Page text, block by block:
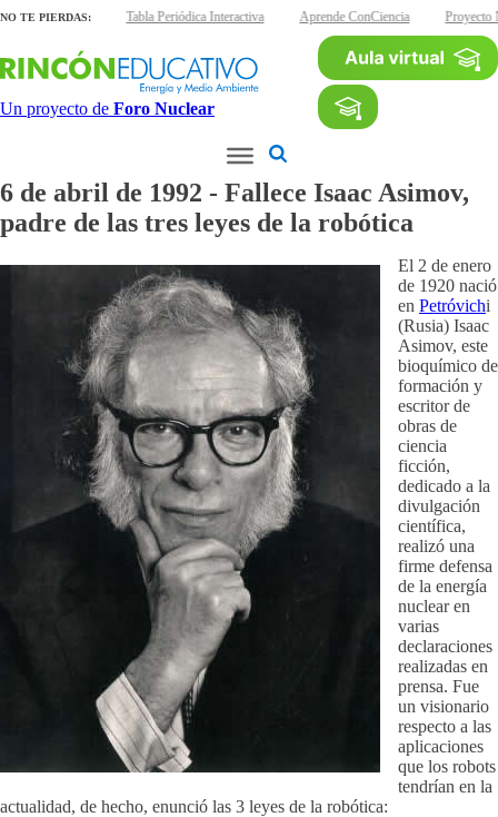
NO TE PIERDAS:
interactivas Tabla Periódica Interactiva Aprende ConCiencia Proyecto
Un proyecto de Foro Nuclear
6 de abril de 1992 - Fallece Isaac Asimov,
padre de las tres leyes de la robótica
El 2 de enero
de 1920 nació
en Petróvichi
(Rusia) Isaac
Asimov, este
bioquímico de
formación y
escritor de
obras de
ciencia
ficción,
dedicado a la
divulgación
científica,
realizó una
firme defensa
de la energía
nuclear en
varias
declaraciones
realizadas en
prensa. Fue
un visionario
respecto a las
aplicaciones
que los robots
tendrían en la
actualidad, de hecho, enunció las 3 leyes de la robótica: